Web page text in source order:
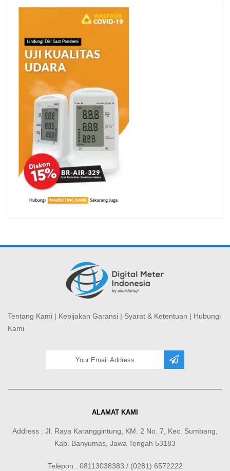
Tentang Kami | Kebijakan Garansi | Syarat & Ketentuan | Hubungi
Kami
ALAMAT KAMI
Address : Jl. Raya Karanggintung, KM. 2 No. 7, Kec. Sumbang,
Kab. Banyumas, Jawa Tengah 53183
Telepon : 08113038383 / (0281) 6572222